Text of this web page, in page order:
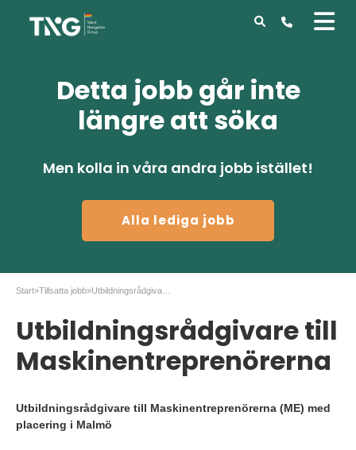
Detta jobb går inte
längre att söka
Men kolla in våra andra jobb istället!
Alla lediga jobb
Start»Tillsatta jobb»
Utbildningsrådgivare till
Maskinentreprenörerna
Utbildningsrådgivare till Maskinentreprenörerna (ME) med
placering i Malmö